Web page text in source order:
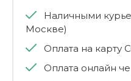
Наличными
Москве)
Оплата на карту
Оплата онлайн